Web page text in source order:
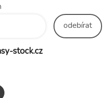
odebírat
stock.cz